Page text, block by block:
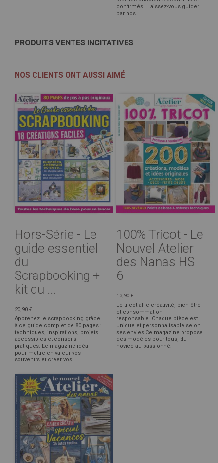
confirmés ! Laissez-vous guider
par nos ...
PRODUITS VENTES INCITATIVES
NOS CLIENTS ONT AUSSI AIMÉ
Hors-Série - Le
guide essentiel
du
Scrapbooking +
kit du ...
20,90 €
Apprenez le scrapbooking grâce
à ce guide complet de 80 pages :
techniques, inspirations, projets
accessibles et conseils
pratiques. Le magazine idéal
pour mettre en valeur vos
souvenirs et créer vos ...
100% Tricot - Le
Nouvel Atelier
des Nanas HS
6
13,90 €
Le tricot allie créativité, bien-être
et consommation
responsable. Chaque pièce est
unique et personnalisable selon
ses envies.Ce magazine propose
des modèles pour tous, du
novice au passionné.